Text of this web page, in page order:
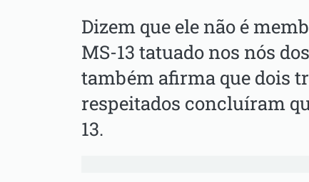
Dizem que ele não é
MS-13 tatuado nos nós
também afirma que dois
respeitados concluíram
13.